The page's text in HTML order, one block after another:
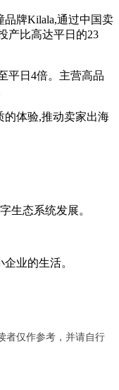
牌Kilala,通过中国卖
产比高达平日的23
平日4倍。主营高品
的体验,推动卖家出海
生态系统发展。
业的生活。
者仅作参考，并请自行